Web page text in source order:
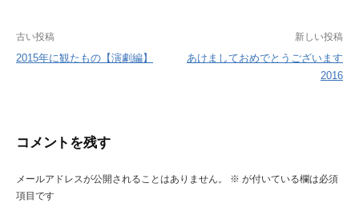
投
稿
ー
古い投稿
2015年に観たもの【演劇編】
新しい投稿
あけましておめでとうございます
2016
コメントを残す
メールアドレスが公開されることはありません。 ※ が付いている欄は必須
項目です